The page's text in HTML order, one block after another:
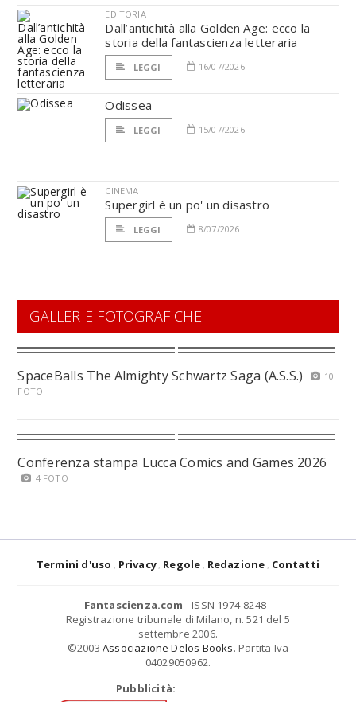
EDITORIA
Dall’antichità alla Golden Age: ecco la
storia della fantascienza letteraria
LEGGI 16/07/2026
Odissea
LEGGI 15/07/2026
CINEMA
Supergirl è un po' un disastro
LEGGI 8/07/2026
GALLERIE FOTOGRAFICHE
SpaceBalls The Almighty Schwartz Saga (A.S.S.)
10
FOTO
Conferenza stampa Lucca Comics and Games 2026
4 FOTO
Termini d'uso Privacy Regole Redazione Contatti
Fantascienza.com - ISSN 1974-8248 -
Registrazione tribunale di Milano, n. 521 del 5
settembre 2006.
©2003 Associazione Delos Books. Partita Iva
04029050962.
Pubblicità: